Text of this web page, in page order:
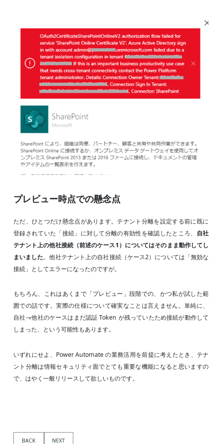
プレビュー時点での懸念点
ただ、ひとつだけ懸念点があります。テナント分離を設定する前に既に
登録されていた「接続」に対して分離の有効性を確認したところ、 自社
テナント上の他社接続（前述のケース1）についてはそのまま動作してし
まいました。他社テナント上の自社接続（ケース2）については「無効な
接続」としてエラーになったのですが。
もちろん、これはあくまで「プレビュー」段階での、かつ私が試した範
囲での話です。実際の仕様について確実なことは言えません。単純に、
自社→他社のケースはまだ認証 Token が残っていたため接続が動作して
しまった、という可能性もあります。
いずれにせよ、Power Automate の業務活用を前提に考えたとき、テナ
ント分離は情報セキュリティ面でとても重要な機能になると思いますの
で、はやく一般リリースして欲しいものです。
BACK NEXT